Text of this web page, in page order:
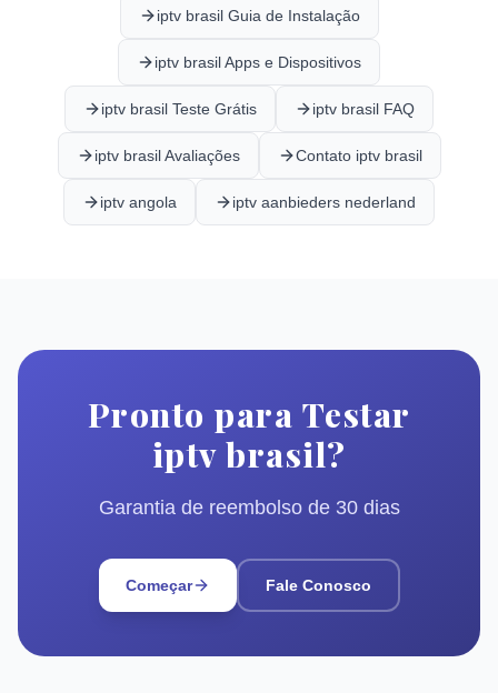
iptv brasil Guia de Instalação
iptv brasil Apps e Dispositivos
iptv brasil Teste Grátis iptv brasil FAQ
iptv brasil Avaliações Contato iptv brasil
iptv angola iptv aanbieders nederland
Pronto para Testar
iptv brasil?
Garantia de reembolso de 30 dias
Começar Fale Conosco